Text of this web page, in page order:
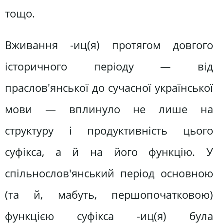
тощо.
Вживання -иц(я) протягом довгого
історичного періоду — від
праслов'янської до сучасної української
мови — вплинуло не лише на
структуру і продуктивність цього
суфікса, а й на його функцію. У
спільнослов'янський період основною
(та й, мабуть, першопочатковою)
функцією суфікса -иц(я) була